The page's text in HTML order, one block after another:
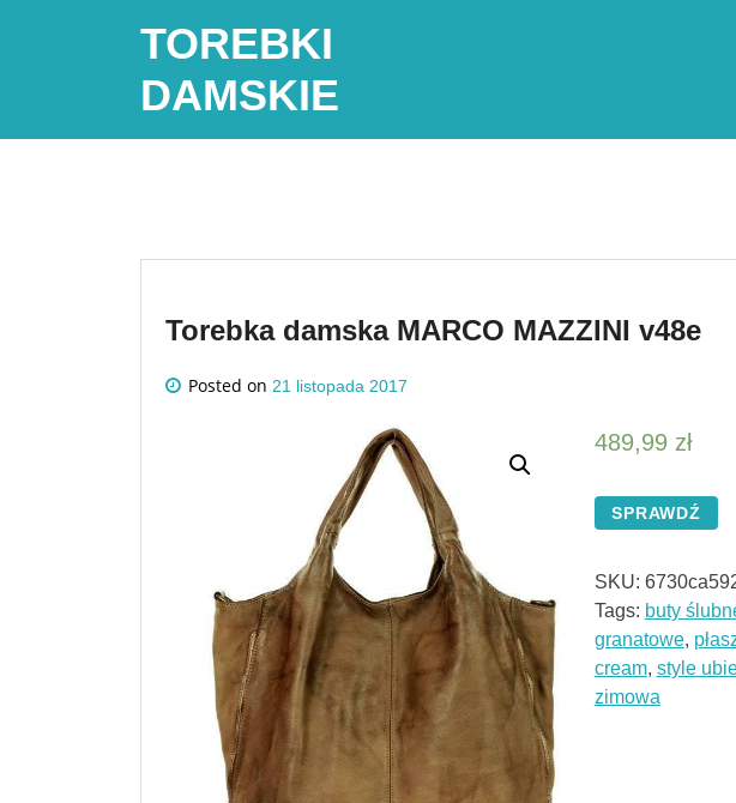
TOREBKI
DAMSKIE
Torebka damska MARCO MAZZINI v48e
Posted on 21 listopada 2017
489,99 zł
SPRAWDŹ
SKU:
Tags: buty
granatowe,
cream, style
zimowa